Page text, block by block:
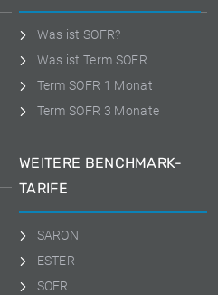
Was ist SOFR?
Was ist Term SOFR
Term SOFR 1 Monat
Term SOFR 3 Monate
WEITERE BENCHMARK-
TARIFE
SARON
ESTER
SOFR